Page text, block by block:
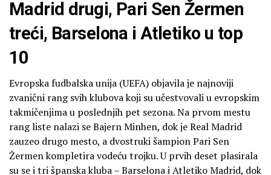
Madrid drugi, Pari Sen Žermen
treći, Barselona i Atletiko u top
10
Evropska fudbalska unija (UEFA) objavila je najnoviji
zvanični rang svih klubova koji su učestvovali u evropskim
takmičenjima u poslednjih pet sezona. Na prvom mestu
rang liste nalazi se Bajern Minhen, dok je Real Madrid
zauzeo drugo mesto, a dvostruki šampion Pari Sen
Žermen kompletira vodeću trojku. U prvih deset plasirala
su se i tri španska kluba – Barselona i Atletiko Madrid, dok